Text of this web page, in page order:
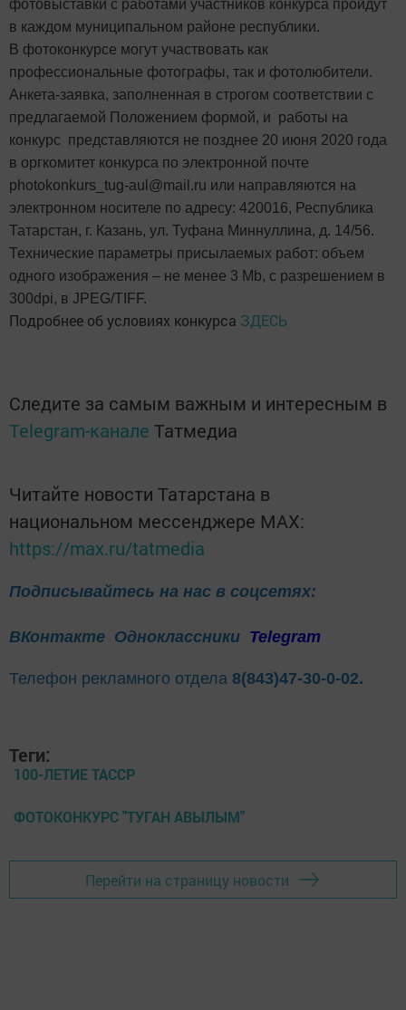
фотовыставки с работами участников конкурса пройдут
в каждом муниципальном районе республики.
В фотоконкурсе могут участвовать как
профессиональные фотографы, так и фотолюбители.
Анкета-заявка, заполненная в строгом соответствии с
предлагаемой Положением формой, и работы на
конкурс представляются не позднее 20 июня 2020 года
в оргкомитет конкурса по электронной почте
photokonkurs_tug-aul@mail.ru или направляются на
электронном носителе по адресу: 420016, Республика
Татарстан, г. Казань, ул. Туфана Миннуллина, д. 14/56.
Технические параметры присылаемых работ: объем
одного изображения – не менее 3 Mb, с разрешением в
300dpi, в JPEG/TIFF.
Подробнее об условиях конкурса ЗДЕСЬ
Следите за самым важным и интересным в
Telegram-канале Татмедиа
Читайте новости Татарстана в
национальном мессенджере MАХ:
https://max.ru/tatmedia
Подписывайтесь на нас в соцсетях:
ВКонтакте Одноклассники Telegram
Телефон рекламного отдела 8(843)47-30-0-02.
Теги:
100-ЛЕТИЕ ТАССР
ФОТОКОНКУРС "ТУГАН АВЫЛЫМ"
Перейти на страницу новости